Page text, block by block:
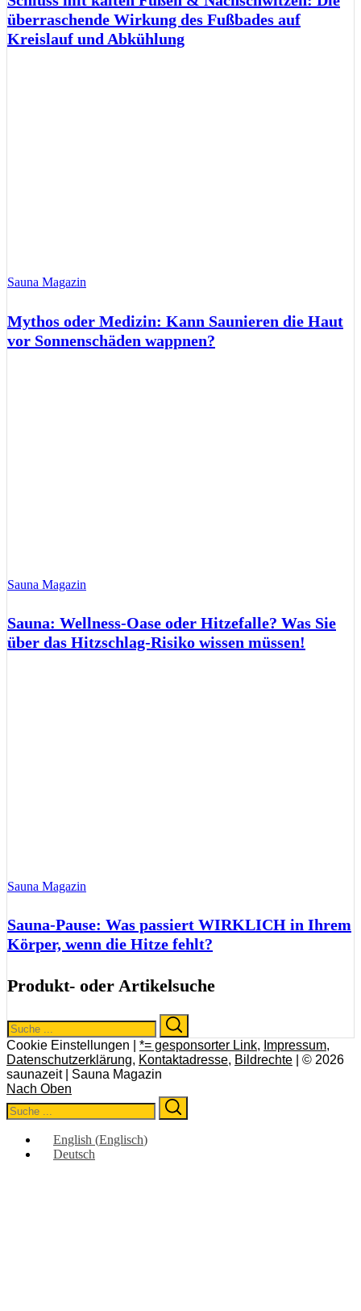
überraschende Wirkung des Fußbades auf
Kreislauf und Abkühlung
Sauna Magazin
Mythos oder Medizin: Kann Saunieren die Haut
vor Sonnenschäden wappnen?
Sauna Magazin
Sauna: Wellness-Oase oder Hitzefalle? Was Sie
über das Hitzschlag-Risiko wissen müssen!
Sauna Magazin
Sauna-Pause: Was passiert WIRKLICH in Ihrem
Körper, wenn die Hitze fehlt?
Produkt- oder Artikelsuche
Search
for:
Cookie Einstellungen | *= gesponsorter Link, Impressum,
Datenschutzerklärung, Kontaktadresse, Bildrechte | © 2026
saunazeit | Sauna Magazin
Nach Oben
Search
for:
English (Englisch)
Deutsch